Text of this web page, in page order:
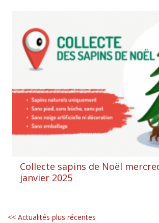
Collecte sapins de Noël
janvier 2025
<< Actualités plus récentes